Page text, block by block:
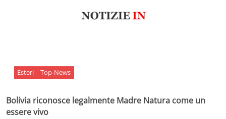
Esteri Top-News
Bolivia riconosce legalmente Madre Natura come un
essere vivo